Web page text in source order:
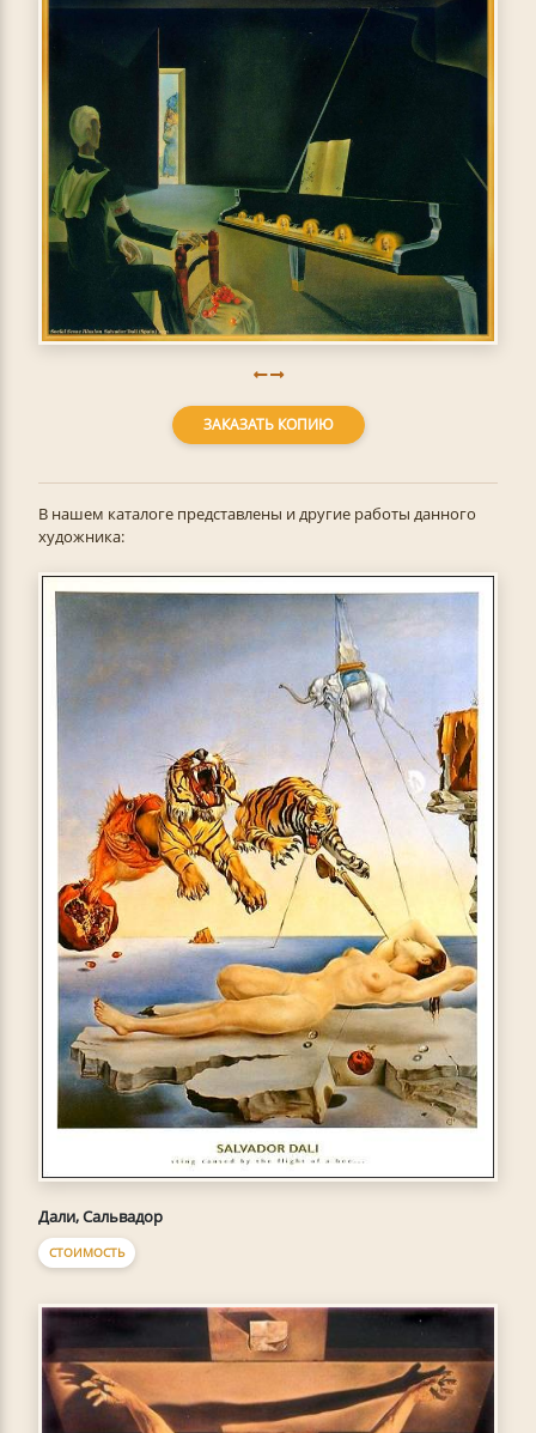
ЗАКАЗАТЬ КОПИЮ
В нашем каталоге представлены и другие работы данного
художника:
Дали, Сальвадор
СТОИМОСТЬ